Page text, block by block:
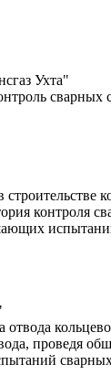
Ухта"
сварных
строительстве
контроля
отвода
проведя